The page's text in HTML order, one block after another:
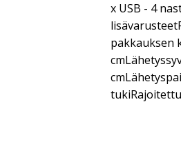
x USB - 4
pakkauksen